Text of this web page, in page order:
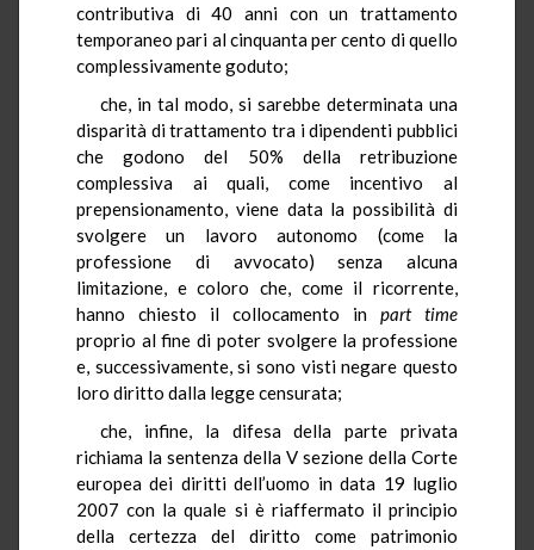
contributiva di 40 anni con un trattamento
temporaneo pari al cinquanta per cento di quello
complessivamente goduto;
che, in tal modo, si sarebbe determinata una
disparità di trattamento tra i dipendenti pubblici
che godono del 50% della retribuzione
complessiva ai quali, come incentivo al
prepensionamento, viene data la possibilità di
svolgere un lavoro autonomo (come la
professione di avvocato) senza alcuna
limitazione, e coloro che, come il ricorrente,
hanno chiesto il collocamento in part time
proprio al fine di poter svolgere la professione
e, successivamente, si sono visti negare questo
loro diritto dalla legge censurata;
che, infine, la difesa della parte privata
richiama la sentenza della V sezione della Corte
europea dei diritti dell’uomo in data 19 luglio
2007 con la quale si è riaffermato il principio
della certezza del diritto come patrimonio